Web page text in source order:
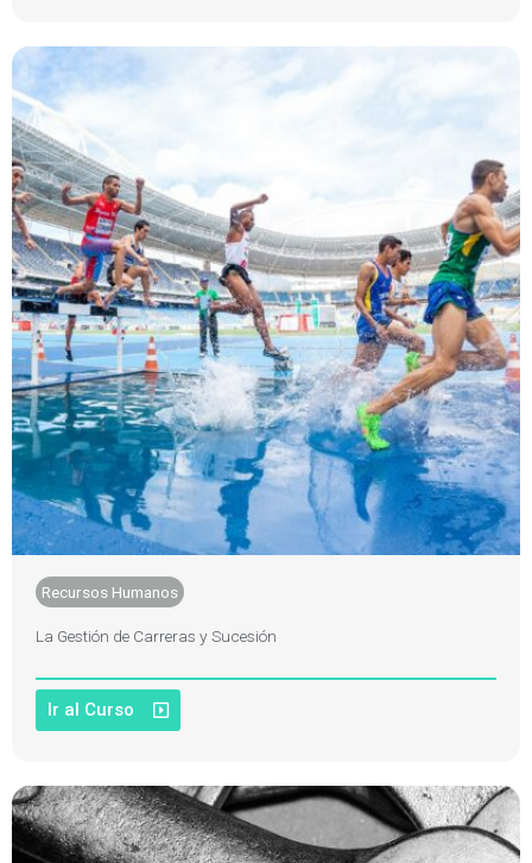
Recursos Humanos
La Gestión de Carreras y Sucesión
Ir al Curso